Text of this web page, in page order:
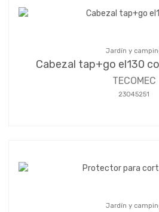
Jardín y
Cabezal tap+go el130
TECOMEC
23045251
Jardín y